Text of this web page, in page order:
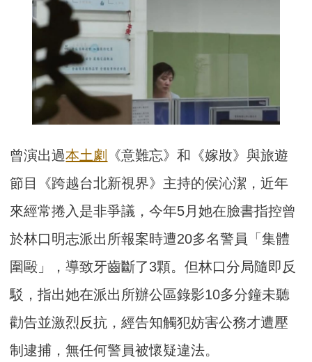
曾演出過本土劇
《意難忘》和《嫁妝》與旅遊
節目《跨越台北新視界》主持的侯沁潔，近年
來經常捲入是非爭議，今年5月她在臉書指控曾
於林口明志派出所報案時遭20多名警員「集體
圍毆」，導致牙齒斷了3顆。但林口分局隨即反
駁，指出她在派出所辦公區錄影10多分鐘未聽
勸告並激烈反抗，經告知觸犯妨害公務才遭壓
制逮捕，無任何警員被懷疑違法。